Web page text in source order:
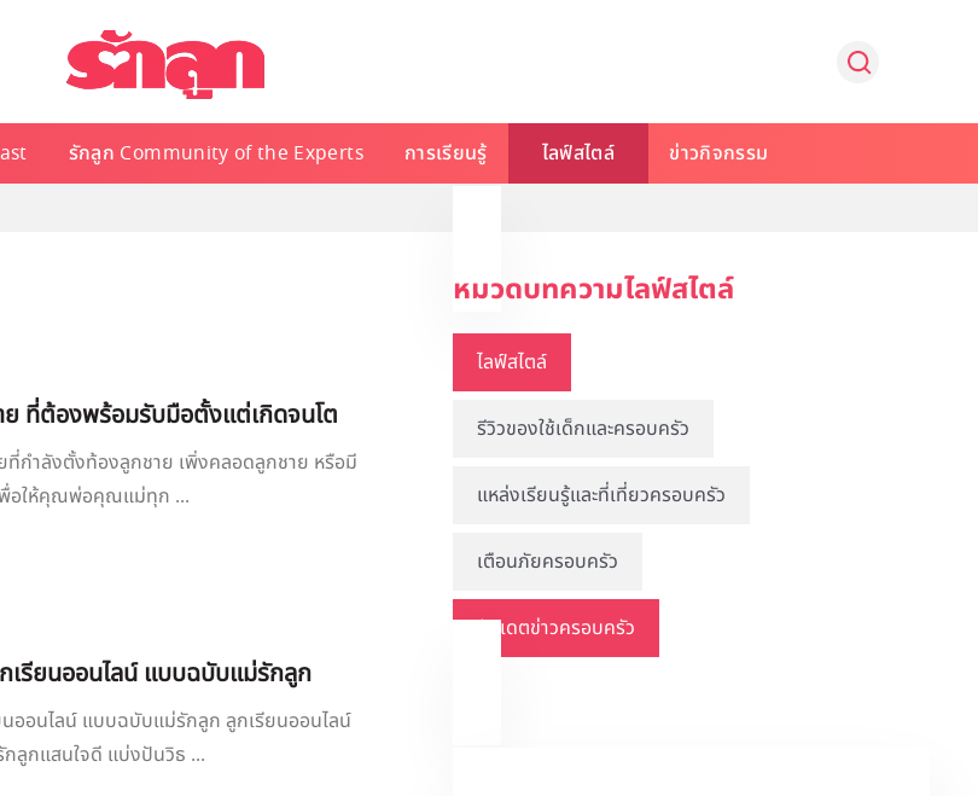
รักลูก Community of the Experts การเรียนรู้ ไลฟ์สไตล์ ข่าวกิจกรรม
ย ที่ต้องพร้อมรับมือตั้งแต่เกิดจนโต
กำลังตั้งท้องลูกชาย เพิ่งคลอดลูกชาย หรือมี
พื่อให้คุณพ่อคุณแม่ทุก ...
เรียนออนไลน์ แบบฉบับแม่รักลูก
ออนไลน์ แบบฉบับแม่รักลูก ลูกเรียนออนไลน์
ลูกแสนใจดี แบ่งปันวิธ ...
หมวดบทความไลฟ์สไตล์
ไลฟ์สไตล์
รีวิวของใช้เด็กและครอบครัว
แหล่งเรียนรู้และที่เที่ยวครอบครัว
เตือนภัยครอบครัว
อัปเดตข่าวครอบครัว